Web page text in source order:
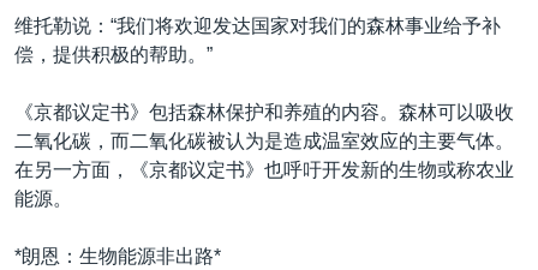
维托勒说：“我们将欢迎发达国家对我们的森林事业给予补
偿，提供积极的帮助。”
《京都议定书》包括森林保护和养殖的内容。森林可以吸收
二氧化碳，而二氧化碳被认为是造成温室效应的主要气体。
在另一方面，《京都议定书》也呼吁开发新的生物或称农业
能源。
*朗恩：生物能源非出路*